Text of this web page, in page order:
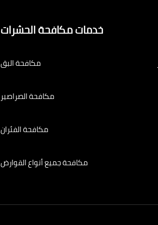
خدمات مكافحة الحشرات
مكافحة البق
مكافحة الصراصير
مكافحة الفئران
مكافحة جميع أنواع القوارض